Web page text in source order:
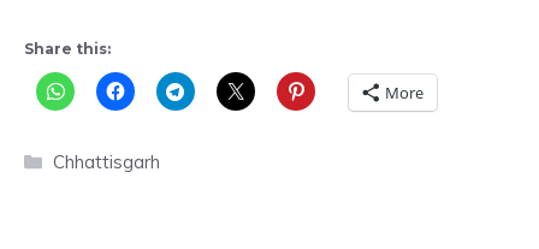
Share this:
More
Categories
Chhattisgarh